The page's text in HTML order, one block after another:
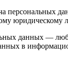
персональных
юридическому
данных —
в